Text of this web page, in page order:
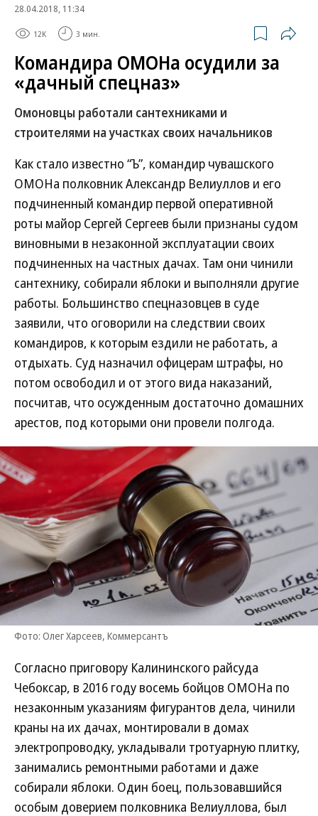
28.04.2018, 11:34
12K 3 мин.
Командира ОМОНа осудили за
«дачный спецназ»
Омоновцы работали сантехниками и
строителями на участках своих начальников
Как стало известно “Ъ”, командир чувашского
ОМОНа полковник Александр Велиуллов и его
подчиненный командир первой оперативной
роты майор Сергей Сергеев были признаны судом
виновными в незаконной эксплуатации своих
подчиненных на частных дачах. Там они чинили
сантехнику, собирали яблоки и выполняли другие
работы. Большинство спецназовцев в суде
заявили, что оговорили на следствии своих
командиров, к которым ездили не работать, а
отдыхать. Суд назначил офицерам штрафы, но
потом освободил и от этого вида наказаний,
посчитав, что осужденным достаточно домашних
арестов, под которыми они провели полгода.
Фото: Олег Харсеев, Коммерсантъ
Согласно приговору Калининского райсуда
Чебоксар, в 2016 году восемь бойцов ОМОНа по
незаконным указаниям фигурантов дела, чинили
краны на их дачах, монтировали в домах
электропроводку, укладывали тротуарную плитку,
занимались ремонтными работами и даже
собирали яблоки. Один боец, пользовавшийся
особым доверием полковника Велиуллова, был